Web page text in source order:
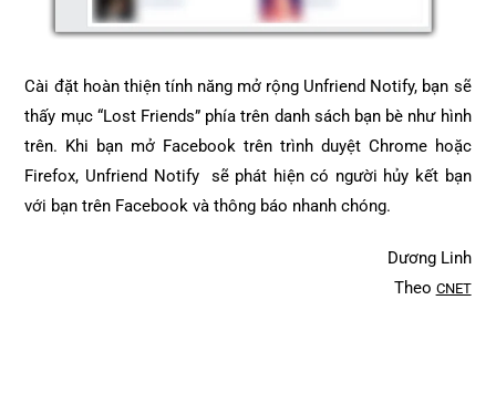
Cài đặt hoàn thiện tính năng mở rộng Unfriend Notify, bạn sẽ
thấy mục “Lost Friends” phía trên danh sách bạn bè như hình
trên. Khi bạn mở Facebook trên trình duyệt Chrome hoặc
Firefox, Unfriend Notify sẽ phát hiện có người hủy kết bạn
với bạn trên Facebook và thông báo nhanh chóng.
Dương Linh
Theo CNET